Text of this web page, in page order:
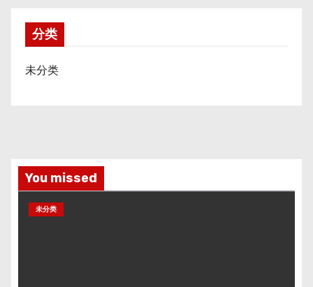
分类
未分类
You missed
未分类